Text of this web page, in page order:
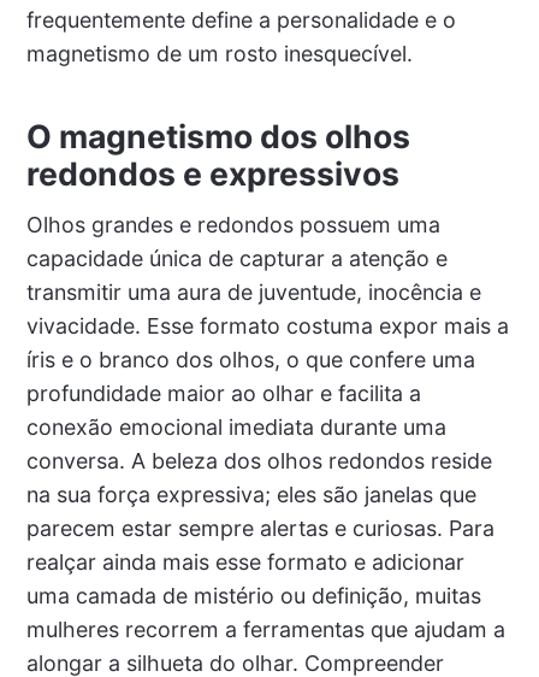
frequentemente define a personalidade e o
magnetismo de um rosto inesquecível.
O magnetismo dos olhos
redondos e expressivos
Olhos grandes e redondos possuem uma
capacidade única de capturar a atenção e
transmitir uma aura de juventude, inocência e
vivacidade. Esse formato costuma expor mais a
íris e o branco dos olhos, o que confere uma
profundidade maior ao olhar e facilita a
conexão emocional imediata durante uma
conversa. A beleza dos olhos redondos reside
na sua força expressiva; eles são janelas que
parecem estar sempre alertas e curiosas. Para
realçar ainda mais esse formato e adicionar
uma camada de mistério ou definição, muitas
mulheres recorrem a ferramentas que ajudam a
alongar a silhueta do olhar. Compreender